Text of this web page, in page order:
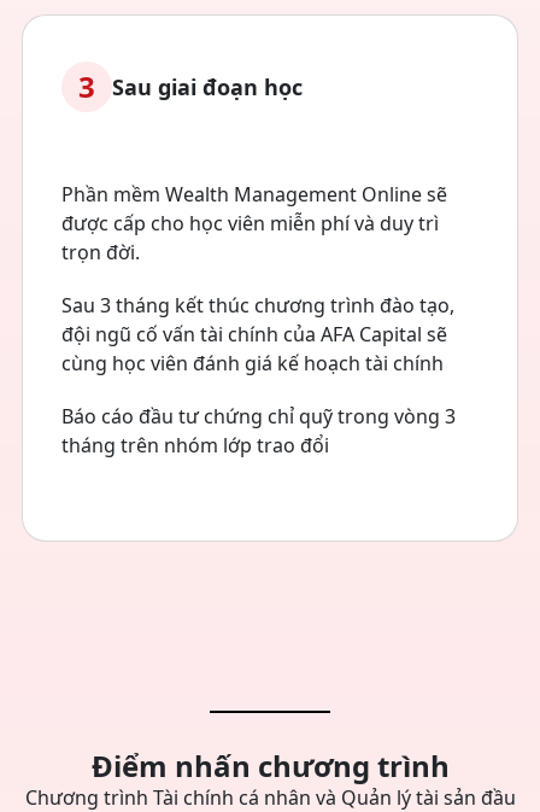
3 Sau giai đoạn học
Phần mềm Wealth Management Online sẽ
được cấp cho học viên miễn phí và duy trì
trọn đời.
Sau 3 tháng kết thúc chương trình đào tạo,
đội ngũ cố vấn tài chính của AFA Capital sẽ
cùng học viên đánh giá kế hoạch tài chính
Báo cáo đầu tư chứng chỉ quỹ trong vòng 3
tháng trên nhóm lớp trao đổi
Điểm nhấn chương trình
Chương trình Tài chính cá nhân và Quản lý tài sản đầu